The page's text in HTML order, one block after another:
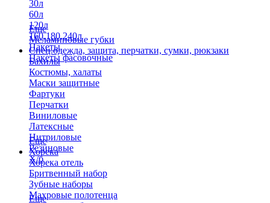
30л
60л
120л
160,180,240л
Пакеты
Пакеты фасовочные
Еще
Меламиновые губки
Спец.одежда, защита, перчатки, сумки, рюкзаки
Бахилы
Костюмы, халаты
Маски защитные
Фартуки
Перчатки
Виниловые
Латексные
Нитриловые
Резиновые
Х/б
Еще
Хорека
Хорека отель
Бритвенный набор
Зубные наборы
Махровые полотенца
Еще